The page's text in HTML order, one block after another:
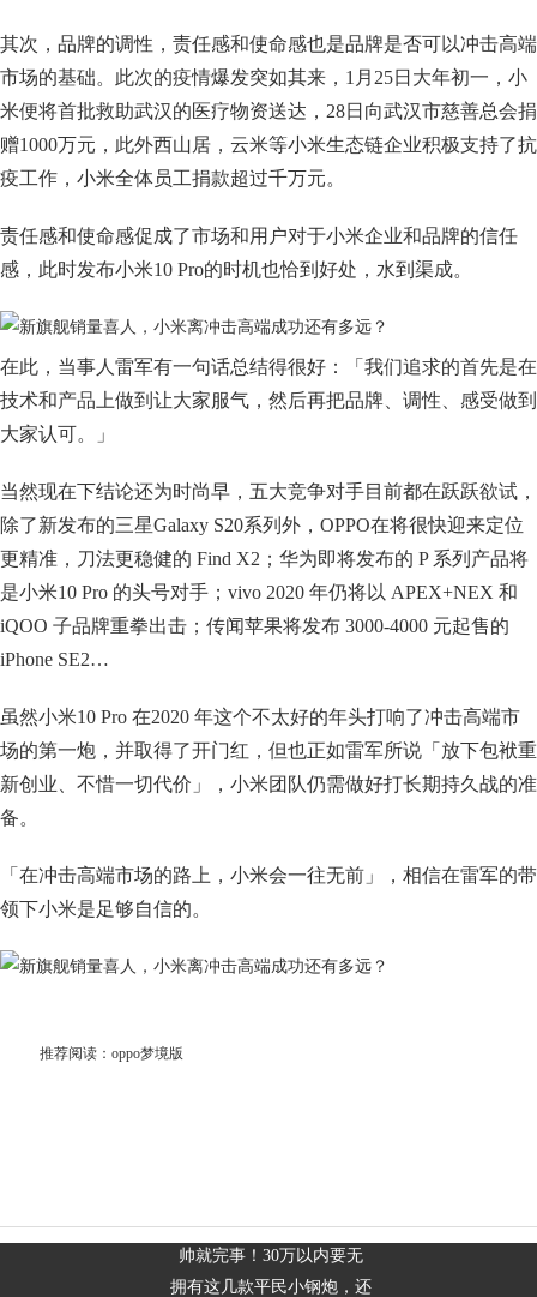
其次，品牌的调性，责任感和使命感也是品牌是否可以冲击高端
市场的基础。此次的疫情爆发突如其来，1月25日大年初一，小
米便将首批救助武汉的医疗物资送达，28日向武汉市慈善总会捐
赠1000万元，此外西山居，云米等小米生态链企业积极支持了抗
疫工作，小米全体员工捐款超过千万元。
责任感和使命感促成了市场和用户对于小米企业和品牌的信任
感，此时发布小米10 Pro的时机也恰到好处，水到渠成。
在此，当事人雷军有一句话总结得很好：「我们追求的首先是在
技术和产品上做到让大家服气，然后再把品牌、调性、感受做到
大家认可。」
当然现在下结论还为时尚早，五大竞争对手目前都在跃跃欲试，
除了新发布的三星Galaxy S20系列外，OPPO在将很快迎来定位
更精准，刀法更稳健的 Find X2；华为即将发布的 P 系列产品将
是小米10 Pro 的头号对手；vivo 2020 年仍将以 APEX+NEX 和
iQOO 子品牌重拳出击；传闻苹果将发布 3000-4000 元起售的
iPhone SE2…
虽然小米10 Pro 在2020 年这个不太好的年头打响了冲击高端市
场的第一炮，并取得了开门红，但也正如雷军所说「放下包袱重
新创业、不惜一切代价」，小米团队仍需做好打长期持久战的准
备。
「在冲击高端市场的路上，小米会一往无前」，相信在雷军的带
领下小米是足够自信的。
推荐阅读： oppo梦境版
帅就完事！30万以内要无
拥有这几款平民小钢炮，还